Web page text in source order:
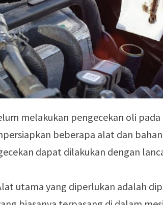
melakukan pengecekan oli
beberapa alat dan
dapat dilakukan dengan
utama yang diperlukan adalah